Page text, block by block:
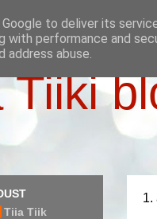
Tiiki
1.
Tiia Tiik
to deliver its
with performance and
abuse.